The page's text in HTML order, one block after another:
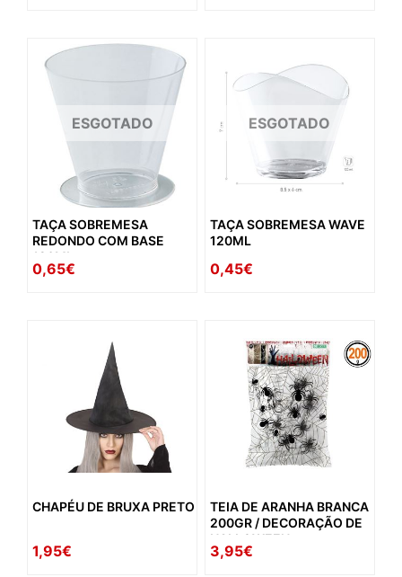
ESGOTADO
TAÇA SOBREMESA
REDONDO COM BASE
120ML
0,65€
ESGOTADO
TAÇA SOBREMESA WAVE
120ML
0,45€
CHAPÉU DE BRUXA PRETO
1,95€
TEIA DE ARANHA BRANCA
200GR / DECORAÇÃO DE
HALLOWEEN
3,95€